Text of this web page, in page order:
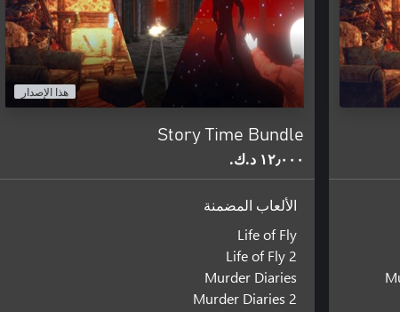
هذا الإصدار
Story Time Bundle
١٢٫٠٠٠ د.ك.‏
الألعاب المضمنة
Life of Fly
Life of Fly 2
Murder Diaries
Murder Diaries 2